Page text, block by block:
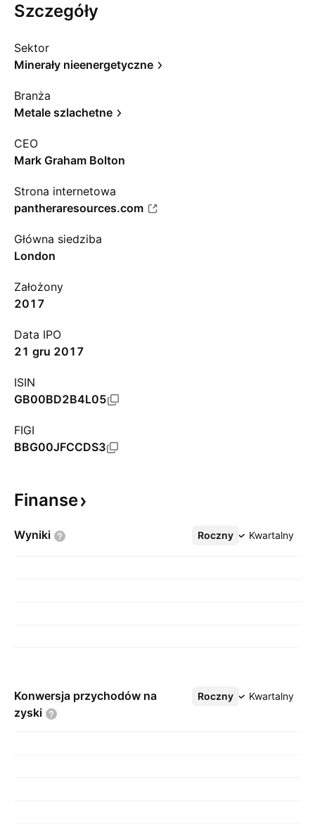
Szczegóły
Sektor
Minerały nieenergetyczne
Branża
Metale szlachetne
CEO
Mark Graham Bolton
Strona internetowa
pantheraresources.com
Główna siedziba
London
Założony
2017
Data IPO
21 gru 2017
ISIN
GB00BD2B4L05
FIGI
BBG00JFCCDS3
Finanse
Wyniki Roczny Kwartalny
Więcej
Konwersja przychodów na
zyski
Roczny Kwartalny
Więcej